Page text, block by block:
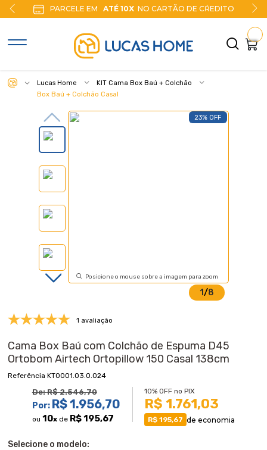
10% DE DESCONTONO PIX
Lucas Home
KIT Cama Box Baú + Colchão
Box Baú + Colchão Casal
23% OFF
1/8
Posicione o mouse sobre a imagem para zoom
1 avaliação
Cama Box Baú com Colchão de Espuma D45
Ortobom Airtech Ortopillow 150 Casal 138cm
KT0001.03.0.024
De:R$ 2.546,70
Por: R$ 1.956,70
ou 10xde R$ 195,67
10% OFF no PIX
R$ 1.761,03
R$ 195,67 de economia
Selecione o modelo: